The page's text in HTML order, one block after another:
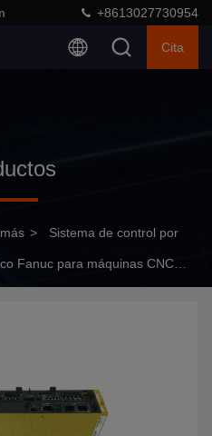
+8613027730954
Cita
> Sistema de control por
Fanuc para máquinas CNC